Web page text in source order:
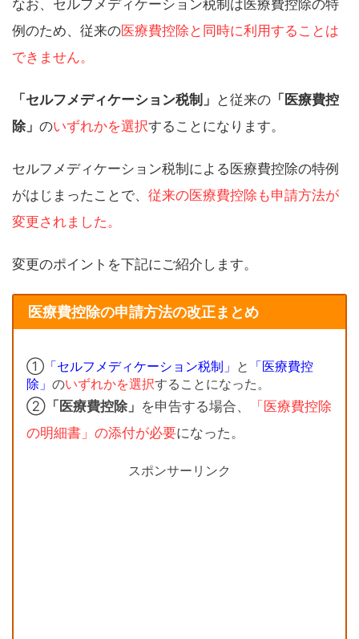
なお、セルフメディケーション税制は医療費控除の特
例のため、従来の医療費控除と同時に利用することは
できません。
「セルフメディケーション税制」 と従来の 「医療費控
除」 のいずれかを選択することになります。
セルフメディケーション税制による医療費控除の特例
がはじまったことで、 従来の医療費控除も申請方法が
変更されました。
変更のポイントを下記にご紹介します。
医療費控除の申請方法の改正まとめ
① 「セルフメディケーション税制」 と 「医療費控
除」 のいずれかを選択することになった。
② 「医療費控除」 を申告する場合、
「医療費控除
の明細書」の添付が必要になった。
スポンサーリンク